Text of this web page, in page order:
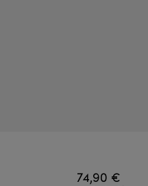
74,90 €